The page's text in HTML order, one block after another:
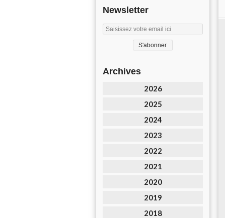
Newsletter
Archives
2026
2025
2024
2023
2022
2021
2020
2019
2018